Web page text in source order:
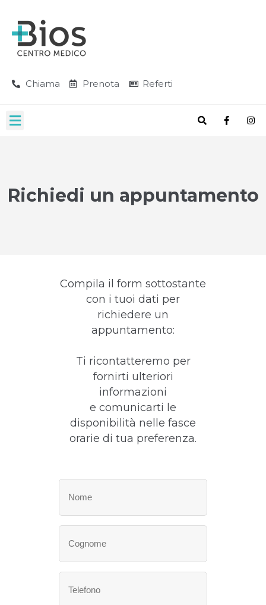
Chiama Prenota Referti
Richiedi un appuntamento
Compila il form sottostante
con i tuoi dati per
richiedere un
appuntamento:
Ti ricontatteremo per
fornirti ulteriori
informazioni
e comunicarti le
disponibilità nelle fasce
orarie di tua preferenza.
(Obbligatorio)
(Obbligatorio)
(Obbligatorio)